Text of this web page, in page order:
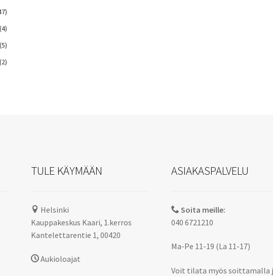
(4)
(5)
(2)
TULE KÄYMÄÄN
Helsinki
Kauppakeskus Kaari, 1.kerros
Kantelettarentie 1, 00420
Aukioloajat
ASIAKASPALVELU
Soita meille:
040 6721210
Ma-Pe 11-19 (La 11-17)
Voit tilata myös soittamalla